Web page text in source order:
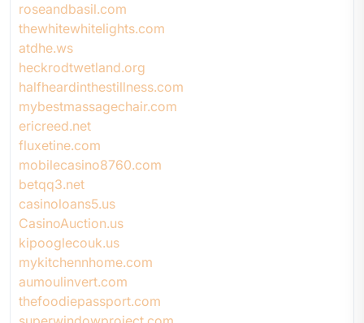
roseandbasil.com
thewhitewhitelights.com
atdhe.ws
heckrodtwetland.org
halfheardinthestillness.com
mybestmassagechair.com
ericreed.net
fluxetine.com
mobilecasino8760.com
betqq3.net
casinoloans5.us
CasinoAuction.us
kipooglecouk.us
mykitchennhome.com
aumoulinvert.com
thefoodiepassport.com